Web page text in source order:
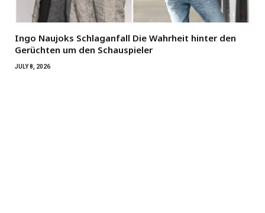
Ingo Naujoks Schlaganfall Die Wahrheit hinter den
Gerüchten um den Schauspieler
JULY 8, 2026